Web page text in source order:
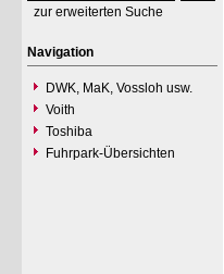
zur erweiterten Suche
Navigation
DWK, MaK, Vossloh usw.
Voith
Toshiba
Fuhrpark-Übersichten